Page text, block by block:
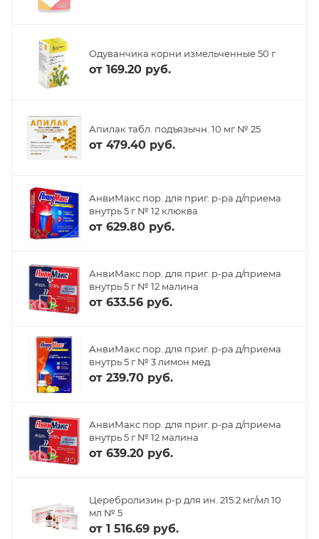
Одуванчика корни измельченные 50 г
от 169.20 руб.
Апилак табл. подъязычн. 10 мг № 25
от 479.40 руб.
АнвиМакс пор. для приг. р-ра д/приема
внутрь 5 г № 12 клюква
от 629.80 руб.
АнвиМакс пор. для приг. р-ра д/приема
внутрь 5 г № 12 малина
от 633.56 руб.
АнвиМакс пор. для приг. р-ра д/приема
внутрь 5 г № 3 лимон мед
от 239.70 руб.
АнвиМакс пор. для приг. р-ра д/приема
внутрь 5 г № 12 малина
от 639.20 руб.
Церебролизин р-р для ин. 215.2 мг/мл 10
мл № 5
от 1 516.69 руб.